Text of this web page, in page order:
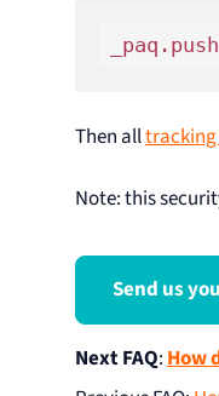
Then all
Note: this
Send us
Next FAQ: How